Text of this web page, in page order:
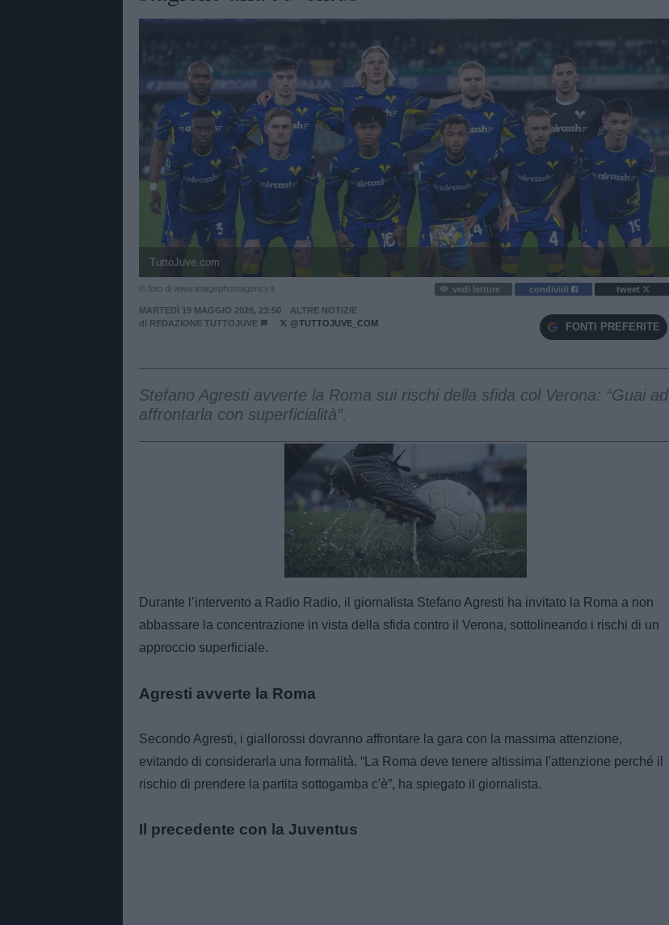
TuttoJuve.com
© foto di www.imagephotoagency.it vedi letture condividi tweet
MARTEDÌ 19 MAGGIO 2026, 23:50
ALTRE NOTIZIE
di REDAZIONE TUTTOJUVE @TUTTOJUVE_COM FONTI PREFERITE
Stefano Agresti avverte la Roma sui rischi della sfida col Verona: “Guai ad
affrontarla con superficialità”.
Unmute
Loaded
100.00%
Durante l’intervento a Radio Radio, il giornalista Stefano Agresti ha invitato la Roma a non
abbassare la concentrazione in vista della sfida contro il Verona, sottolineando i rischi di un
approccio superficiale.
Agresti avverte la Roma
Secondo Agresti, i giallorossi dovranno affrontare la gara con la massima attenzione,
evitando di considerarla una formalità. “La Roma deve tenere altissima l'attenzione perché il
rischio di prendere la partita sottogamba c'è”, ha spiegato il giornalista.
Il precedente con la Juventus